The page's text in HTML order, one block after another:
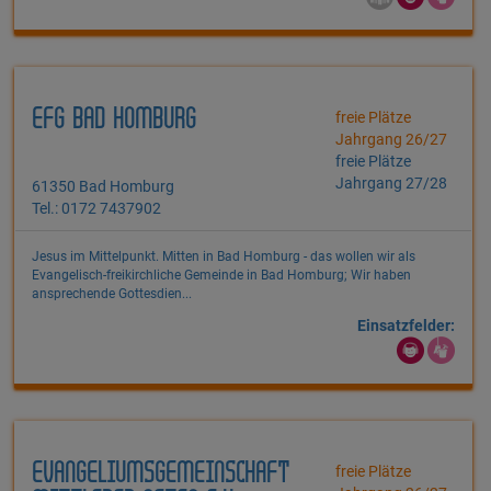
EFG BAD HOMBURG
61350 Bad Homburg
Tel.: 0172 7437902
freie Plätze
Jahrgang 26/27
freie Plätze
Jahrgang 27/28
Jesus im Mittelpunkt. Mitten in Bad Homburg - das wollen wir als
Evangelisch-freikirchliche Gemeinde in Bad Homburg; Wir haben
ansprechende Gottesdien...
Einsatzfelder:
EVANGELIUMSGEMEINSCHAFT
freie Plätze